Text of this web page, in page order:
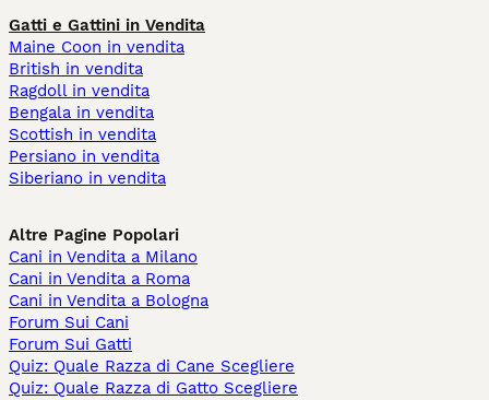
Gatti e Gattini in Vendita
Maine Coon in vendita
British in vendita
Ragdoll in vendita
Bengala in vendita
Scottish in vendita
Persiano in vendita
Siberiano in vendita
Altre Pagine Popolari
Cani in Vendita a Milano
Cani in Vendita a Roma
Cani in Vendita a Bologna
Forum Sui Cani
Forum Sui Gatti
Quiz: Quale Razza di Cane Scegliere
Quiz: Quale Razza di Gatto Scegliere